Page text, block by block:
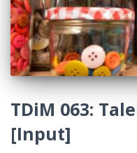
TDiM 063:
[Input]